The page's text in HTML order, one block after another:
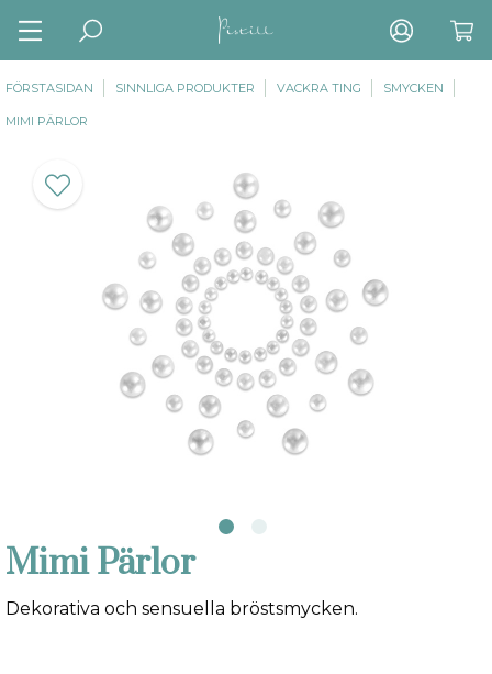
FÖRSTASIDAN SINNLIGA PRODUKTER VACKRA TING SMYCKEN
MIMI PÄRLOR
Mimi Pärlor
Dekorativa och sensuella bröstsmycken.